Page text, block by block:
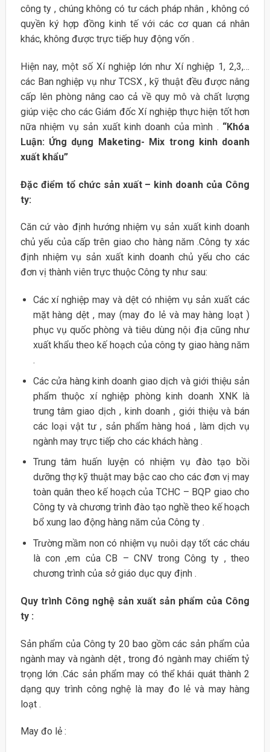
công ty , chúng không có tư cách pháp nhân , không có
quyền ký hợp đồng kinh tế với các cơ quan cá nhân
khác, không được trực tiếp huy động vốn .
Hiện nay, một số Xí nghiệp lớn như Xí nghiệp 1, 2,3,…
các Ban nghiệp vụ như TCSX , kỹ thuật đều được nâng
cấp lên phòng nâng cao cả về quy mô và chất lượng
giúp việc cho các Giám đốc Xí nghiệp thực hiện tốt hơn
nữa nhiệm vụ sản xuất kinh doanh của mình . “Khóa
Luận: Ứng dụng Maketing- Mix trong kinh doanh
xuất khẩu”
Đặc điểm tổ chức sản xuất – kinh doanh của Công
ty:
Căn cứ vào định hướng nhiệm vụ sản xuất kinh doanh
chủ yếu của cấp trên giao cho hàng năm .Công ty xác
định nhiệm vụ sản xuất kinh doanh chủ yếu cho các
đơn vị thành viên trực thuộc Công ty như sau:
Các xí nghiệp may và dệt có nhiệm vụ sản xuất các
mặt hàng dệt , may (may đo lẻ và may hàng loạt )
phục vụ quốc phòng và tiêu dùng nội địa cũng như
xuất khẩu theo kế hoạch của công ty giao hàng năm
.
Các cửa hàng kinh doanh giao dịch và giới thiệu sản
phẩm thuộc xí nghiệp phòng kinh doanh XNK là
trung tâm giao dịch , kinh doanh , giới thiệu và bán
các loại vật tư , sản phẩm hàng hoá , làm dịch vụ
ngành may trực tiếp cho các khách hàng .
Trung tâm huấn luyện có nhiệm vụ đào tạo bồi
dưỡng thợ kỹ thuật may bậc cao cho các đơn vị may
toàn quân theo kế hoạch của TCHC – BQP giao cho
Công ty và chương trình đào tạo nghề theo kế hoạch
bổ xung lao động hàng năm của Công ty .
Trường mầm non có nhiệm vụ nuôi dạy tốt các cháu
là con ,em của CB – CNV trong Công ty , theo
chương trình của sở giáo dục quy định .
Quy trình Công nghệ sản xuất sản phẩm của Công
ty :
Sản phẩm của Công ty 20 bao gồm các sản phẩm của
ngành may và ngành dệt , trong đó ngành may chiếm tỷ
trọng lớn .Các sản phẩm may có thể khái quát thành 2
dạng quy trình công nghệ là may đo lẻ và may hàng
loạt .
May đo lẻ :